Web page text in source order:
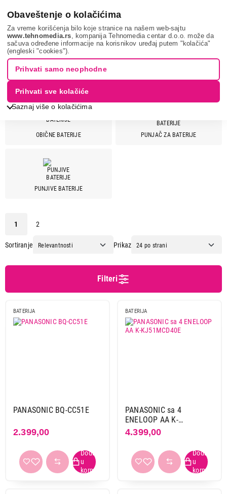
Obaveštenje o kolačićima
Za vreme korišćenja bilo koje stranice na našem web-sajtu
www.tehnomedia.rs , kompanija Tehnomedia centar d.o.o. može da
sačuva određene informacije na korisnikov uređaj putem "kolačića"
(engleski "cookies").
Saznaj više o kolačićima
Prihvati samo neophodne
Prihvati sve kolačiće
Sve za kuću i baštu Baterije i punjači
Cena
Varta
Primeni filtere
BATERIJE I PUNJAČI
OBIČNE BATERIJE PUNJAČ ZA BATERIJE
PUNJIVE BATERIJE
Sortiranje Prikaz
1 2
Filteri
BATERIJA
PANASONIC BQ-CC51E
2.399,00
BATERIJA
PANASONIC sa 4
ENELOOP AA K-
KJ51MCD40E
4.399,00